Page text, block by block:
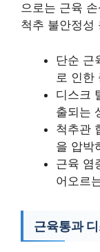
으로는 근육
척추 불안정성
단순 근
로 인한
디스크
출되는
척추관
을 압박
근육 염
어오르
근육통과